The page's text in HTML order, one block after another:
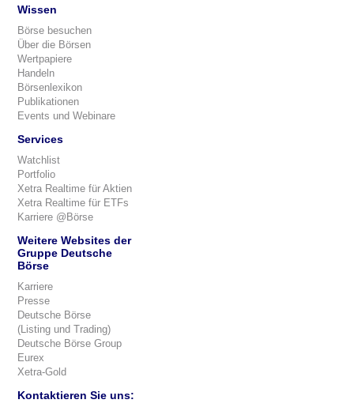
Wissen
Börse besuchen
Über die Börsen
Wertpapiere
Handeln
Börsenlexikon
Publikationen
Events und Webinare
Services
Watchlist
Portfolio
Xetra Realtime für Aktien
Xetra Realtime für ETFs
Karriere @Börse
Weitere Websites der
Gruppe Deutsche
Börse
Karriere
Presse
Deutsche Börse
(Listing und Trading)
Deutsche Börse Group
Eurex
Xetra-Gold
Kontaktieren Sie uns: